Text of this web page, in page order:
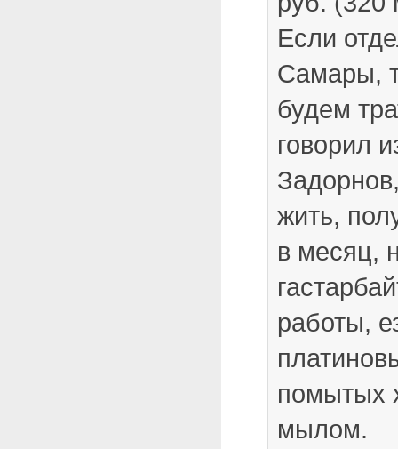
Если
Самары,
будем
говорил
жить,
в месяц,
работы,
помытых
мылом.